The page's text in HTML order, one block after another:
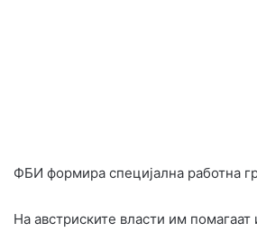
ФБИ формира специјална работна
На австриските власти им